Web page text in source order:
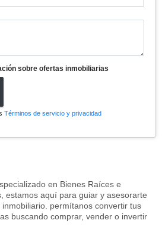
sobre ofertas inmobiliarias
Términos de servicio y privacidad
en Bienes Raíces e
estamos aquí para guiar y asesorarte
permítanos convertir tus
buscando comprar, vender o invertir